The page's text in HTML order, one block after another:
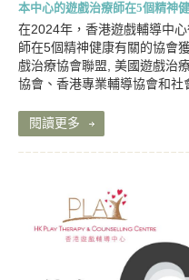
本中心的遊戲治療師在5個精神
在2024年，香港遊戲輔導中
師在5個精神健康有關的協會
戲治療協會聯盟, 美國遊戲治
協會、香港專業輔導協會和社
閱讀更多